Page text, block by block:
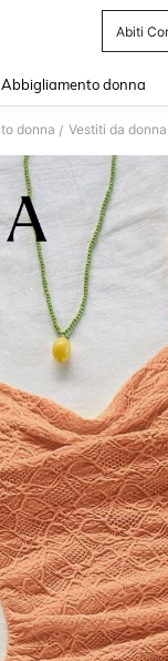
Abiti
Abbigliamento donna
donna / Vestiti da donna